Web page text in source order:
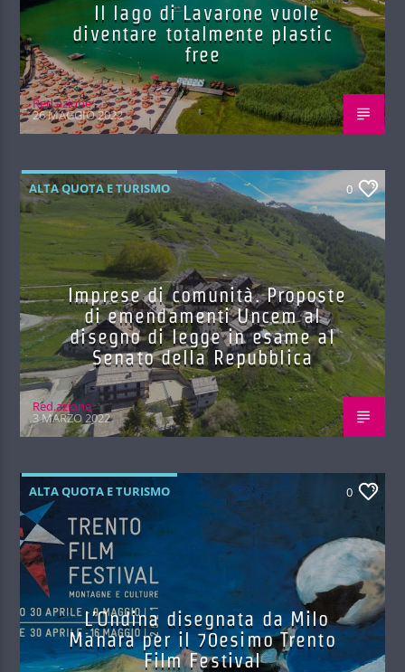
Il lago di Lavarone vuole
diventare totalmente plastic
free
Red.azione
26 MAGGIO 2022
ALTA QUOTA E TURISMO 0
Imprese di comunità. Proposte
di emendamenti Uncem al
disegno di legge in esame al
Senato della Repubblica
Red.azione
3 MARZO 2022
ALTA QUOTA E TURISMO 0
L’Ondina disegnata da Milo
Manara per il 70esimo Trento
Film Festival